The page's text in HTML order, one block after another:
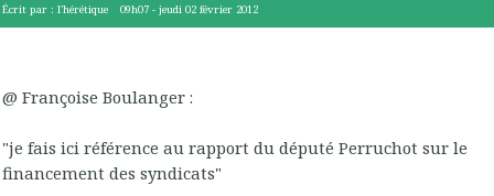
Écrit par : l'hérétique 09h07 -jeudi 02 février 2012
@ Françoise Boulanger :
"je fais ici référence au rapport du député Perruchot sur le
financement des syndicats"